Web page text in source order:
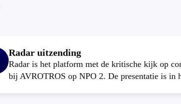
Radar uitzending
Radar is het platform met de kritische kijk op
bij AVROTROS op NPO 2. De presentatie is in